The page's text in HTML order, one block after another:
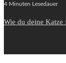
4 Minuten Lesedauer
Wie du deine